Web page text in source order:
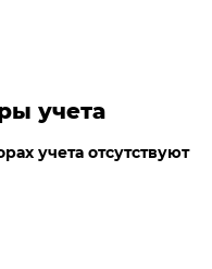
учета
учета отсутствуют